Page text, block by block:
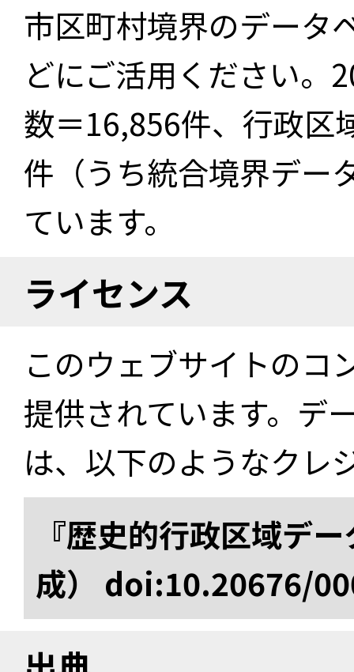
市区町村境界のデータ
どにご活用ください。
数＝16,856件、行政区
件（うち統合境界デー
ています。
ライセンス
このウェブサイトのコ
提供されています。デ
は、以下のようなクレ
『歴史的行政区域デ
成） doi:10.20676/